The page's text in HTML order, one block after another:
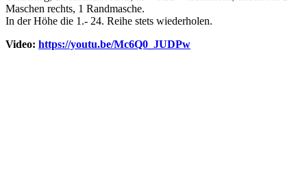
Maschen rechts, 1 Randmasche.
In der Höhe die 1.- 24. Reihe stets wiederholen.
Video: https://youtu.be/Mc6Q0_JUDPw